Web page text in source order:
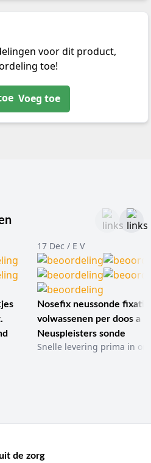
voor dit product,
toe!
Voeg toe
17 Dec / E V
Nosefix neussonde
volwassenen per doos a
Neuspleisters sonde
Snelle levering prima in
de zorg